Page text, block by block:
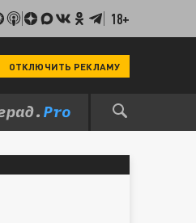
18+
ОТКЛЮЧИТЬ РЕКЛАМУ